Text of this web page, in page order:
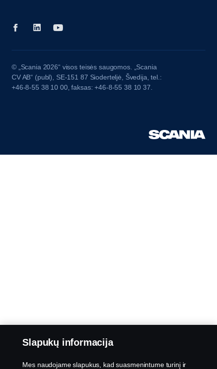
© „Scania 2026“ visos teisės saugomos. „Scania
CV AB“ (publ), SE-151 87 Sioderteljė, Švedija, tel.:
+46-8-55 38 10 00, faksas: +46-8-55 38 10 37.
Slapukų informacija
Mes naudojame slapukus, kad suasmenintume turinį ir